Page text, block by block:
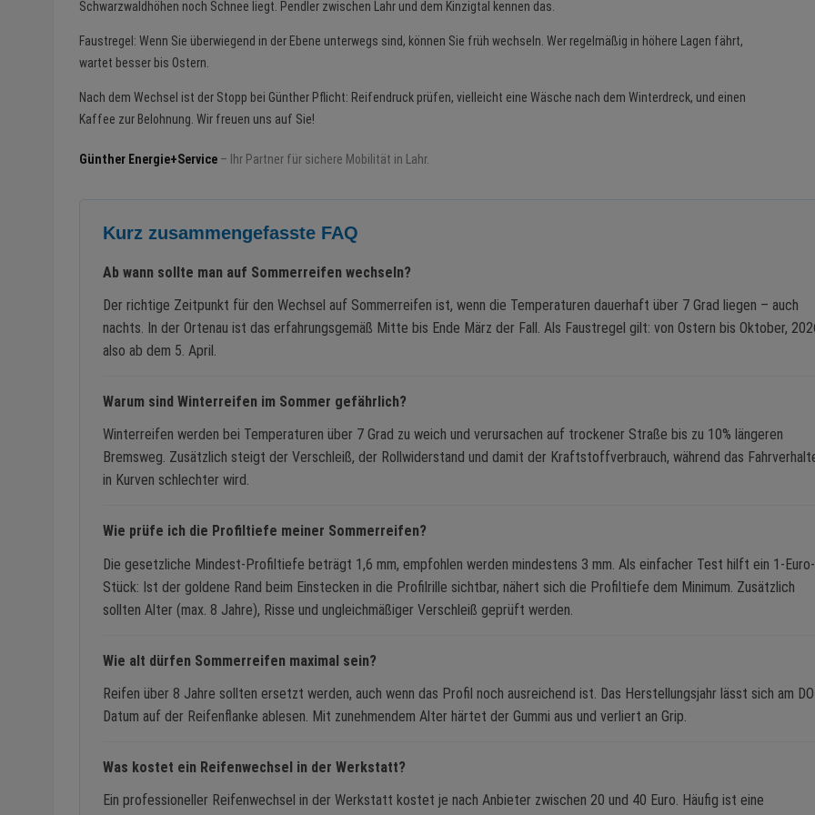
Schwarzwaldhöhen noch Schnee liegt. Pendler zwischen Lahr und dem Kinzigtal kennen das.
Faustregel: Wenn Sie überwiegend in der Ebene unterwegs sind, können Sie früh wechseln. Wer regelmäßig in höhere Lagen fährt,
wartet besser bis Ostern.
Nach dem Wechsel ist der Stopp bei Günther Pflicht: Reifendruck prüfen, vielleicht eine Wäsche nach dem Winterdreck, und einen
Kaffee zur Belohnung. Wir freuen uns auf Sie!
Günther Energie+Service – Ihr Partner für sichere Mobilität in Lahr.
Kurz zusammengefasste FAQ
Ab wann sollte man auf Sommerreifen wechseln?
Der richtige Zeitpunkt für den Wechsel auf Sommerreifen ist, wenn die Temperaturen dauerhaft über 7 Grad liegen – auch
nachts. In der Ortenau ist das erfahrungsgemäß Mitte bis Ende März der Fall. Als Faustregel gilt: von Ostern bis Oktober,
also ab dem 5. April.
Warum sind Winterreifen im Sommer gefährlich?
Winterreifen werden bei Temperaturen über 7 Grad zu weich und verursachen auf trockener Straße bis zu 10% längeren
Bremsweg. Zusätzlich steigt der Verschleiß, der Rollwiderstand und damit der Kraftstoffverbrauch, während das
in Kurven schlechter wird.
Wie prüfe ich die Profiltiefe meiner Sommerreifen?
Die gesetzliche Mindest-Profiltiefe beträgt 1,6 mm, empfohlen werden mindestens 3 mm. Als einfacher Test hilft ein 1-Euro-
Stück: Ist der goldene Rand beim Einstecken in die Profilrille sichtbar, nähert sich die Profiltiefe dem Minimum. Zusätzlich
sollten Alter (max. 8 Jahre), Risse und ungleichmäßiger Verschleiß geprüft werden.
Wie alt dürfen Sommerreifen maximal sein?
Reifen über 8 Jahre sollten ersetzt werden, auch wenn das Profil noch ausreichend ist. Das Herstellungsjahr lässt sich am
Datum auf der Reifenflanke ablesen. Mit zunehmendem Alter härtet der Gummi aus und verliert an Grip.
Was kostet ein Reifenwechsel in der Werkstatt?
Ein professioneller Reifenwechsel in der Werkstatt kostet je nach Anbieter zwischen 20 und 40 Euro. Häufig ist eine